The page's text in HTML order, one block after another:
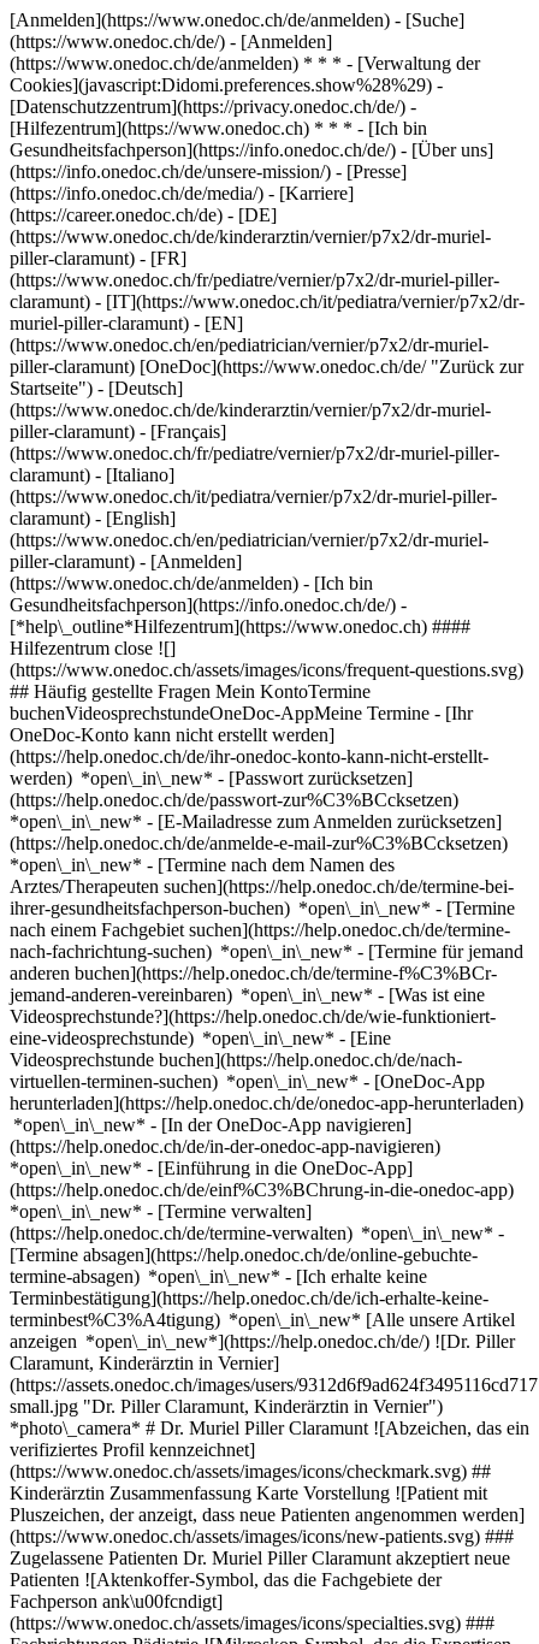
[Anmelden](https://www.onedoc.ch/de/anmelden) - [Suche]
(https://www.onedoc.ch/de/) - [Anmelden]
(https://www.onedoc.ch/de/anmelden) * * * - [Verwaltung der
Cookies](javascript:Didomi.preferences.show%28%29) -
[Datenschutzzentrum](https://privacy.onedoc.ch/de/) -
[Hilfezentrum](https://www.onedoc.ch) * * * - [Ich bin
Gesundheitsfachperson](https://info.onedoc.ch/de/) - [Über uns]
(https://info.onedoc.ch/de/unsere-mission/) - [Presse]
(https://info.onedoc.ch/de/media/) - [Karriere]
(https://career.onedoc.ch/de) - [DE]
(https://www.onedoc.ch/de/kinderarztin/vernier/p7x2/dr-muriel-
piller-claramunt) - [FR]
(https://www.onedoc.ch/fr/pediatre/vernier/p7x2/dr-muriel-piller-
claramunt) - [IT](https://www.onedoc.ch/it/pediatra/vernier/p7x2/dr-
muriel-piller-claramunt) - [EN]
(https://www.onedoc.ch/en/pediatrician/vernier/p7x2/dr-muriel-
piller-claramunt) [OneDoc](https://www.onedoc.ch/de/ "Zurück zur
Startseite") - [Deutsch]
(https://www.onedoc.ch/de/kinderarztin/vernier/p7x2/dr-muriel-
piller-claramunt) - [Français]
(https://www.onedoc.ch/fr/pediatre/vernier/p7x2/dr-muriel-piller-
claramunt) - [Italiano]
(https://www.onedoc.ch/it/pediatra/vernier/p7x2/dr-muriel-piller-
claramunt) - [English]
(https://www.onedoc.ch/en/pediatrician/vernier/p7x2/dr-muriel-
piller-claramunt) - [Anmelden]
(https://www.onedoc.ch/de/anmelden) - [Ich bin
Gesundheitsfachperson](https://info.onedoc.ch/de/) -
[*help\_outline*Hilfezentrum](https://www.onedoc.ch) ####
Hilfezentrum close ![]
(https://www.onedoc.ch/assets/images/icons/frequent-questions.svg)
## Häufig gestellte Fragen Mein KontoTermine
buchenVideosprechstundeOneDoc-AppMeine Termine - [Ihr
OneDoc-Konto kann nicht erstellt werden]
(https://help.onedoc.ch/de/ihr-onedoc-konto-kann-nicht-erstellt-
werden) *open\_in\_new* - [Passwort zurücksetzen]
(https://help.onedoc.ch/de/passwort-zur%C3%BCcksetzen)
*open\_in\_new* - [E-Mailadresse zum Anmelden zurücksetzen]
(https://help.onedoc.ch/de/anmelde-e-mail-zur%C3%BCcksetzen)
*open\_in\_new* - [Termine nach dem Namen des
Arztes/Therapeuten suchen](https://help.onedoc.ch/de/termine-bei-
ihrer-gesundheitsfachperson-buchen) *open\_in\_new* - [Termine
nach einem Fachgebiet suchen](https://help.onedoc.ch/de/termine-
nach-fachrichtung-suchen) *open\_in\_new* - [Termine für jemand
anderen buchen](https://help.onedoc.ch/de/termine-f%C3%BCr-
jemand-anderen-vereinbaren) *open\_in\_new* - [Was ist eine
Videosprechstunde?](https://help.onedoc.ch/de/wie-funktioniert-
eine-videosprechstunde) *open\_in\_new* - [Eine
Videosprechstunde buchen](https://help.onedoc.ch/de/nach-
virtuellen-terminen-suchen) *open\_in\_new* - [OneDoc-App
herunterladen](https://help.onedoc.ch/de/onedoc-app-herunterladen)
*open\_in\_new* - [In der OneDoc-App navigieren]
(https://help.onedoc.ch/de/in-der-onedoc-app-navigieren)
*open\_in\_new* - [Einführung in die OneDoc-App]
(https://help.onedoc.ch/de/einf%C3%BChrung-in-die-onedoc-app)
*open\_in\_new* - [Termine verwalten]
(https://help.onedoc.ch/de/termine-verwalten) *open\_in\_new* -
[Termine absagen](https://help.onedoc.ch/de/online-gebuchte-
termine-absagen) *open\_in\_new* - [Ich erhalte keine
Terminbestätigung](https://help.onedoc.ch/de/ich-erhalte-keine-
terminbest%C3%A4tigung) *open\_in\_new* [Alle unsere Artikel
anzeigen *open\_in\_new*](https://help.onedoc.ch/de/) ![Dr. Piller
Claramunt, Kinderärztin in Vernier]
(https://assets.onedoc.ch/images/users/
small.jpg "Dr. Piller Claramunt, Kinderärztin in Vernier")
*photo\_camera* # Dr. Muriel Piller Claramunt ![Abzeichen, das ein
verifiziertes Profil kennzeichnet]
(https://www.onedoc.ch/assets/images/icons/checkmark.svg) ##
Kinderärztin Zusammenfassung Karte Vorstellung ![Patient mit
Pluszeichen, der anzeigt, dass neue Patienten angenommen werden]
(https://www.onedoc.ch/assets/images/icons/new-patients.svg) ###
Zugelassene Patienten Dr. Muriel Piller Claramunt akzeptiert neue
Patienten ![Aktenkoffer-Symbol, das die Fachgebiete der
Fachperson ank\u00fcndigt]
(https://www.onedoc.ch/assets/images/icons/specialties.svg) ###